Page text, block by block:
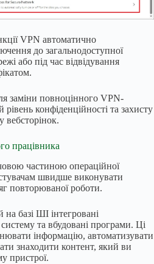
VPN автоматично
до загальнодоступної
або під час відвідування
заміни повноцінного VPN-
рівень конфіденційності та захисту
вебсторінок.
працівника
частиною операційної
швидше виконувати
повторюваної роботи.
базі ШІ інтегровані
та вбудовані програми. Ці
інформацію, автоматизувати
знаходити контент, який ви
пристрої.